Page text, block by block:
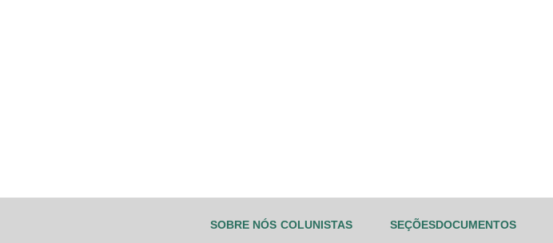
SOBRE NÓS COLUNISTAS
SEÇÕESDOCUMENTOS